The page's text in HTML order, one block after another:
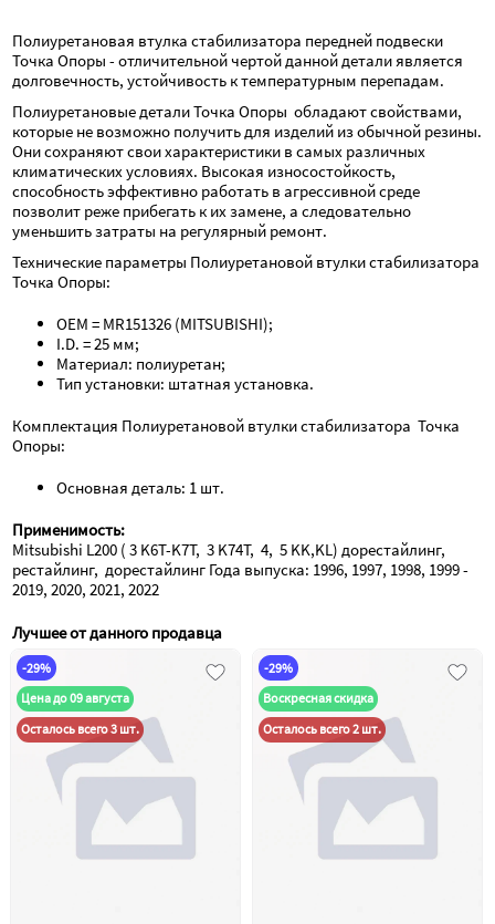
Полиуретановая втулка стабилизатора передней подвески
Точка Опоры - отличительной чертой данной детали является
долговечность, устойчивость к температурным перепадам.
Полиуретановые детали Точка Опоры  обладают свойствами,
которые не возможно получить для изделий из обычной резины.
Они сохраняют свои характеристики в самых различных
климатических условиях. Высокая износостойкость,
способность эффективно работать в агрессивной среде
позволит реже прибегать к их замене, а следовательно
уменьшить затраты на регулярный ремонт.
Технические параметры Полиуретановой втулки стабилизатора
Точка Опоры:
OEM = MR151326 (MITSUBISHI);
I.D. = 25 мм;
Материал: полиуретан;
Тип установки: штатная установка.
Комплектация Полиуретановой втулки стабилизатора  Точка
Опоры:
Основная деталь: 1 шт.
Применимость:
Mitsubishi L200 ( 3 K6T-K7T,  3 K74T,  4,  5 KK,KL) дорестайлинг,
рестайлинг,  дорестайлинг Года выпуска: 1996, 1997, 1998, 1999 -
2019, 2020, 2021, 2022
Лучшее от данного продавца
-29%
Цена до 09 августа
Осталось всего 3 шт.
-29%
Воскресная скидка
Осталось всего 2 шт.